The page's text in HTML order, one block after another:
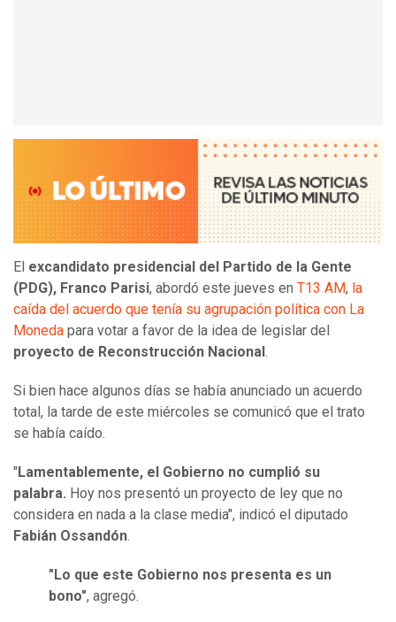
El excandidato presidencial del Partido de la Gente
(PDG), Franco Parisi, abordó este jueves en T13 AM, la
caída del acuerdo que tenía su agrupación política con La
Moneda para votar a favor de la idea de legislar del
proyecto de Reconstrucción Nacional.
Si bien hace algunos días se había anunciado un acuerdo
total, la tarde de este miércoles se comunicó que el trato
se había caído.
"Lamentablemente, el Gobierno no cumplió su
palabra. Hoy nos presentó un proyecto de ley que no
considera en nada a la clase media", indicó el diputado
Fabián Ossandón.
"Lo que este Gobierno nos presenta es un
bono", agregó.